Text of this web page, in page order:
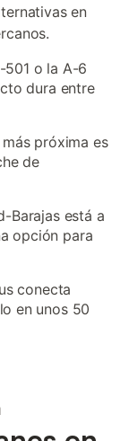
en
501 o la A-6
dura entre
próxima es
de
Barajas está a
opción para
conecta
en unos 50